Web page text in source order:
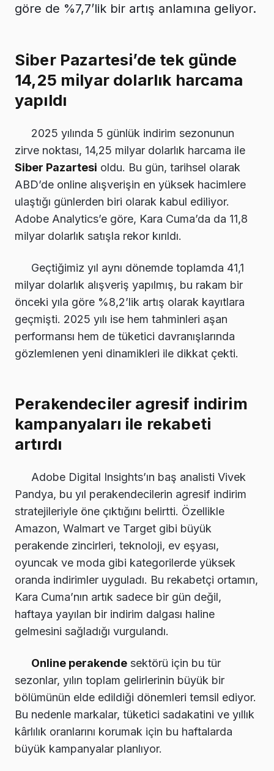
göre de %7,7’lik bir artış anlamına geliyor.
Siber Pazartesi’de tek günde
14,25 milyar dolarlık harcama
yapıldı
2025 yılında 5 günlük indirim sezonunun
zirve noktası, 14,25 milyar dolarlık harcama ile
Siber Pazartesi oldu. Bu gün, tarihsel olarak
ABD’de online alışverişin en yüksek hacimlere
ulaştığı günlerden biri olarak kabul ediliyor.
Adobe Analytics’e göre, Kara Cuma’da da 11,8
milyar dolarlık satışla rekor kırıldı.
Geçtiğimiz yıl aynı dönemde toplamda 41,1
milyar dolarlık alışveriş yapılmış, bu rakam bir
önceki yıla göre %8,2’lik artış olarak kayıtlara
geçmişti. 2025 yılı ise hem tahminleri aşan
performansı hem de tüketici davranışlarında
gözlemlenen yeni dinamikleri ile dikkat çekti.
Perakendeciler agresif indirim
kampanyaları ile rekabeti
artırdı
Adobe Digital Insights’ın baş analisti Vivek
Pandya, bu yıl perakendecilerin agresif indirim
stratejileriyle öne çıktığını belirtti. Özellikle
Amazon, Walmart ve Target gibi büyük
perakende zincirleri, teknoloji, ev eşyası,
oyuncak ve moda gibi kategorilerde yüksek
oranda indirimler uyguladı. Bu rekabetçi ortamın,
Kara Cuma’nın artık sadece bir gün değil,
haftaya yayılan bir indirim dalgası haline
gelmesini sağladığı vurgulandı.
Online perakende sektörü için bu tür
sezonlar, yılın toplam gelirlerinin büyük bir
bölümünün elde edildiği dönemleri temsil ediyor.
Bu nedenle markalar, tüketici sadakatini ve yıllık
kârlılık oranlarını korumak için bu haftalarda
büyük kampanyalar planlıyor.